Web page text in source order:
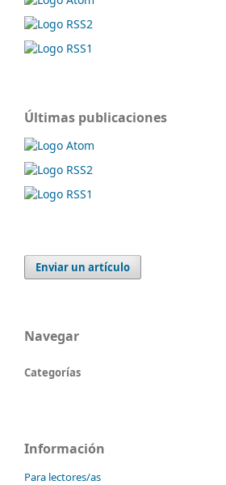
Últimas publicaciones
Enviar un artículo
Navegar
Categorías
Información
Para lectores/as